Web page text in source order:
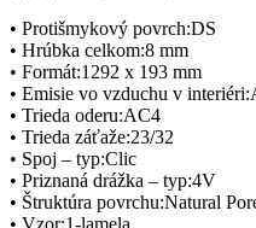
• Protišmykový povrch:DS
• Hrúbka celkom:8 mm
• Formát:1292 x 193 mm
• Emisie vo vzduchu v
• Trieda oderu:AC4
• Trieda záťaže:23/32
• Spoj – typ:Clic
• Priznaná drážka – typ:4V
• Štruktúra povrchu:Natural
• Vzor:1-lamela